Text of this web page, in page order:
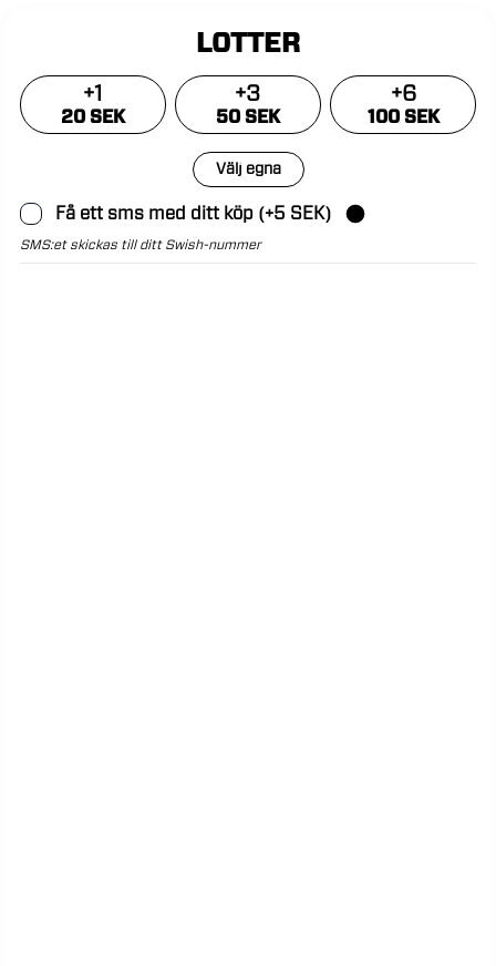
LOTTER
+1
20 SEK
+3
50 SEK
+6
100 SEK
Välj egna
Få ett sms med ditt köp (+5 SEK)
SMS:et skickas till ditt Swish-nummer